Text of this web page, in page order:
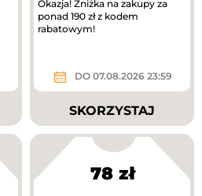
Okazja! Zniżka na zakupy za
ponad 190 zł z kodem
rabatowym!
DO 07.08.2026 23:59
SKORZYSTAJ
78 zł